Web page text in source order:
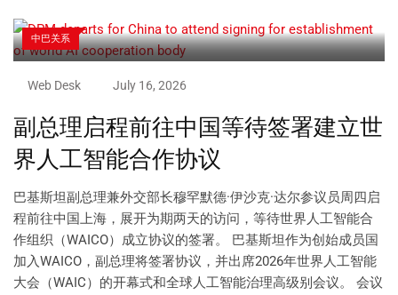
中巴关系
Web Desk July 16, 2026
副总理启程前往中国等待签署建立世
界人工智能合作协议
巴基斯坦副总理兼外交部长穆罕默德·伊沙克·达尔参议员周四启
程前往中国上海，展开为期两天的访问，等待世界人工智能合
作组织（WAICO）成立协议的签署。 巴基斯坦作为创始成员国
加入WAICO，副总理将签署协议，并出席2026年世界人工智能
大会（WAIC）的开幕式和全球人工智能治理高级别会议。 会议